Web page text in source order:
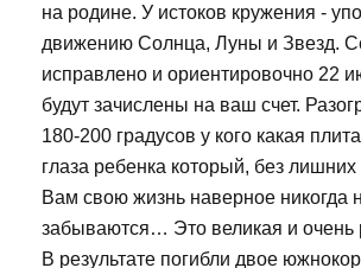
на родине. У истоков кружения -
движению Солнца, Луны и Звезд.
исправлено и ориентировочно 22
будут зачислены на ваш счет.
180-200 градусов у кого какая
глаза ребенка который, без
Вам свою жизнь наверное никогда
забываются… Это великая и очень
В результате погибли двое